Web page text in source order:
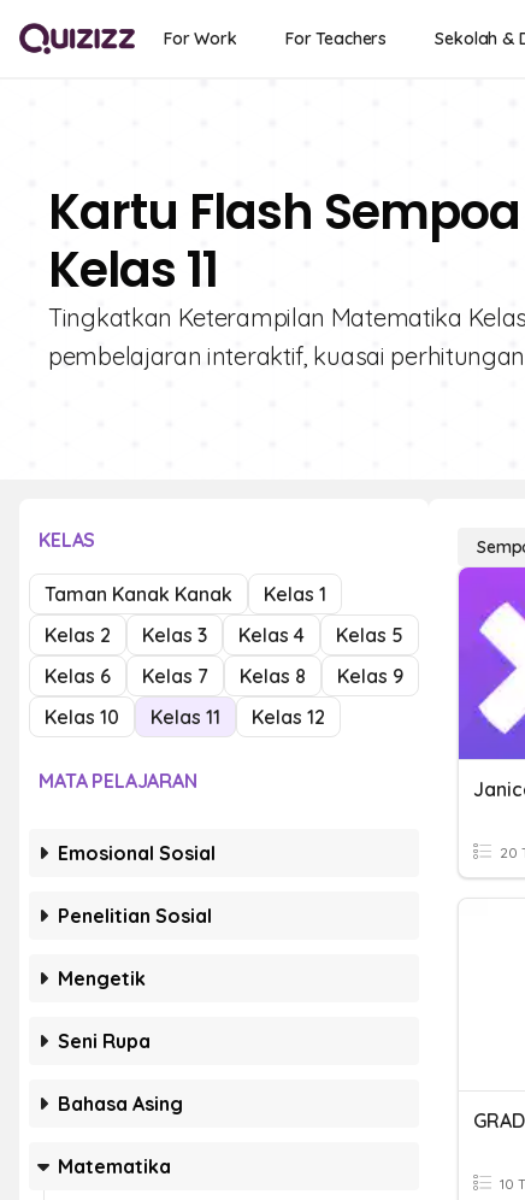
For Work For Teachers Sekolah &
Kartu Flash
Kelas 11
Tingkatkan Keterampilan Matematika
pembelajaran interaktif, kuasai
KELAS
Taman Kanak Kanak
Kelas 1
Kelas 2
Kelas 3 Kelas 4
Kelas 5
Kelas 6
Kelas 7 Kelas 8
Kelas 9
Kelas 10
Kelas 11 Kelas 12
MATA PELAJARAN
Emosional Sosial
Penelitian Sosial
Mengetik
Seni Rupa
Bahasa Asing
Matematika
20
10 T